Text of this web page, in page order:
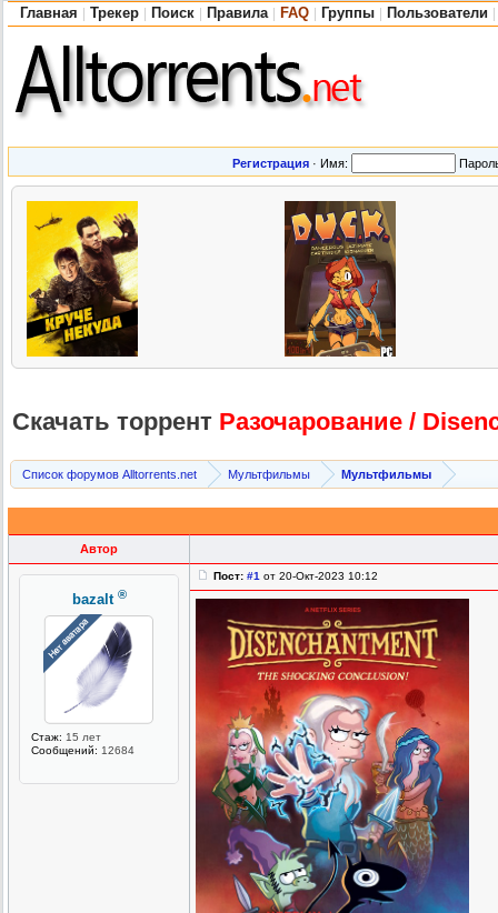
Главная Трекер Поиск Правила FAQ Группы Пользователи
Регистрация · Имя:
Скачать торрент Разочарование /
Список форумов Alltorrents.net Мультфильмы Мультфильмы
Автор
bazalt ®
Стаж: 15 лет
Сообщений: 12684
Пост: #1 от 20-Окт-2023 10:12